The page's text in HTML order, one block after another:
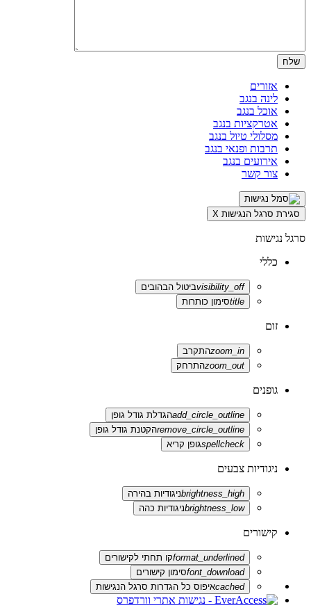
אזורים
לינה בנגב
אוכל בנגב
אטרקציות בנגב
מסלולי טיול בנגב
תרבות ופנאי בנגב
אירועים בנגב
צור קשר
סגירת סרגל הנגישות X
סרגל נגישות
כללי
visibility_offביטול הבהובים
titleסימון כותרות
זום
zoom_inהתקרב
zoom_outהתרחק
גופנים
add_circle_outlineהגדלת גודל גופן
remove_circle_outlineהקטנת גודל גופן
spellcheckגופן קריא
ניגודיות צבעים
brightness_highניגודיות בהירה
brightness_lowניגודיות כהה
קישורים
format_underlinedקו תחתי לקישורים
font_downloadסימון קישורים
cachedאיפוס כל הגדרות סרגל הנגישות